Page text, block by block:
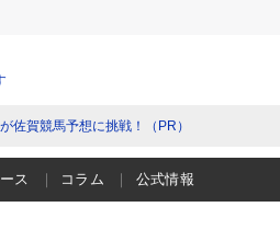
佐賀競馬予想に挑戦！（PR）
ス コラム 公式情報